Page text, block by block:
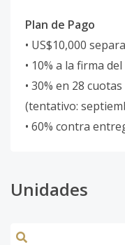
Plan de Pago
• US$10,000
• 10% a la firma
• 30% en 28
(tentativo:
• 60% contra
Unidades